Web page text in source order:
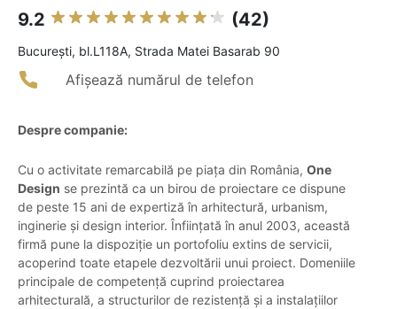
9.2 (42)
Bucureşti, bl.L118A, Strada Matei Basarab 90
Afișează numărul de telefon
Despre companie:
Cu o activitate remarcabilă pe piața din România, One
Design se prezintă ca un birou de proiectare ce dispune
de peste 15 ani de expertiză în arhitectură, urbanism,
inginerie și design interior. Înființată în anul 2003, această
firmă pune la dispoziție un portofoliu extins de servicii,
acoperind toate etapele dezvoltării unui proiect. Domeniile
principale de competență cuprind proiectarea
arhitecturală, a structurilor de rezistență și a instalațiilor